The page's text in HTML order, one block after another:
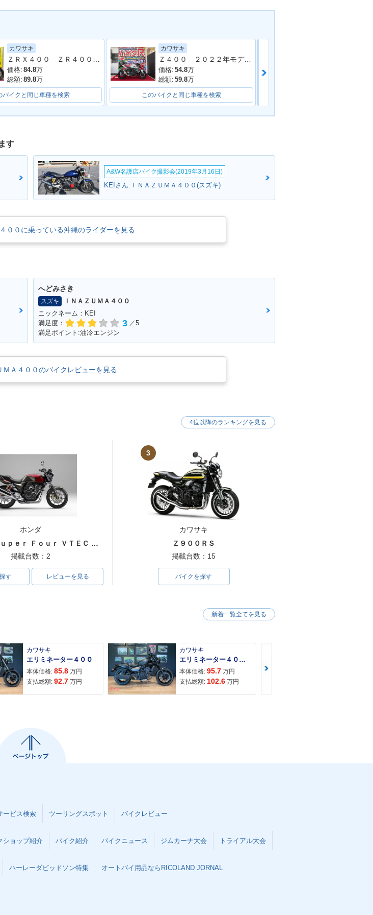
カワサキ
価格: 84.8万
総額: 89.8万
バイクと同じ車種を検索
カワサキ
Ｚ４００ ２０２２年モデル ＥＸ４００Ｇ型 社外エンジンガードスライダー ＬＥＤヘッドライト サイドスタンド
価格: 54.8万
総額: 59.8万
このバイクと同じ車種を検索
す
A&W名護店バイク撮影会(2019年3月16日)
KEIさん:ＩＮＡＺＵＭＡ４００(スズキ)
００に乗っている沖縄のライダーを見る
へどみさき
スズキ
ＩＮＡＺＵＭＡ４００
ニックネーム：KEI
満足度：
3 ／5
満足ポイント:油冷エンジン
ＭＡ４００のバイクレビューを見る
ホンダ
ＣＢ４００Ｓｕｐｅｒ Ｆｏｕｒ ＶＴＥＣ ＳＰＥＣ３
掲載台数：2
す レビューを見る
3
カワサキ
Ｚ９００ＲＳ
掲載台数：15
バイクを探す
4位以降のランキングを見る
カワサキ
エリミネーター４００
本体価格: 85.8 万円
支払総額: 92.7 万円
カワサキ
エリミネーター４００ＳＥ
本体価格: 95.7 万円
支払総額: 102.6 万円
新着一覧全てを見る
ービス検索 ツーリングスポット バイクレビュー
ショップ紹介 バイク紹介 バイクニュース ジムカーナ大会 トライアル大会
ハーレーダビッドソン特集 オートバイ用品ならRICOLAND JORNAL